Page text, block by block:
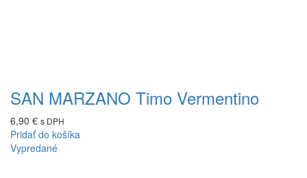
SAN MARZANO Timo Vermentino
6,90 € s DPH
Pridať do košíka
Vypredané